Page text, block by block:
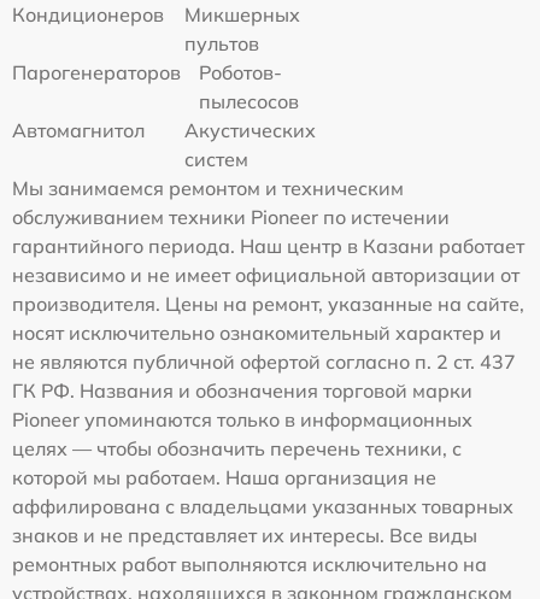
Кондиционеров
Микшерных
пультов
Парогенераторов
Роботов-
пылесосов
Автомагнитол
Акустических
систем
Мы занимаемся ремонтом и техническим
обслуживанием техники Pioneer по истечении
гарантийного периода. Наш центр в Казани работает
независимо и не имеет официальной авторизации от
производителя. Цены на ремонт, указанные на сайте,
носят исключительно ознакомительный характер и
не являются публичной офертой согласно п. 2 ст. 437
ГК РФ. Названия и обозначения торговой марки
Pioneer упоминаются только в информационных
целях — чтобы обозначить перечень техники, с
которой мы работаем. Наша организация не
аффилирована с владельцами указанных товарных
знаков и не представляет их интересы. Все виды
ремонтных работ выполняются исключительно на
устройствах, находящихся в законном гражданском